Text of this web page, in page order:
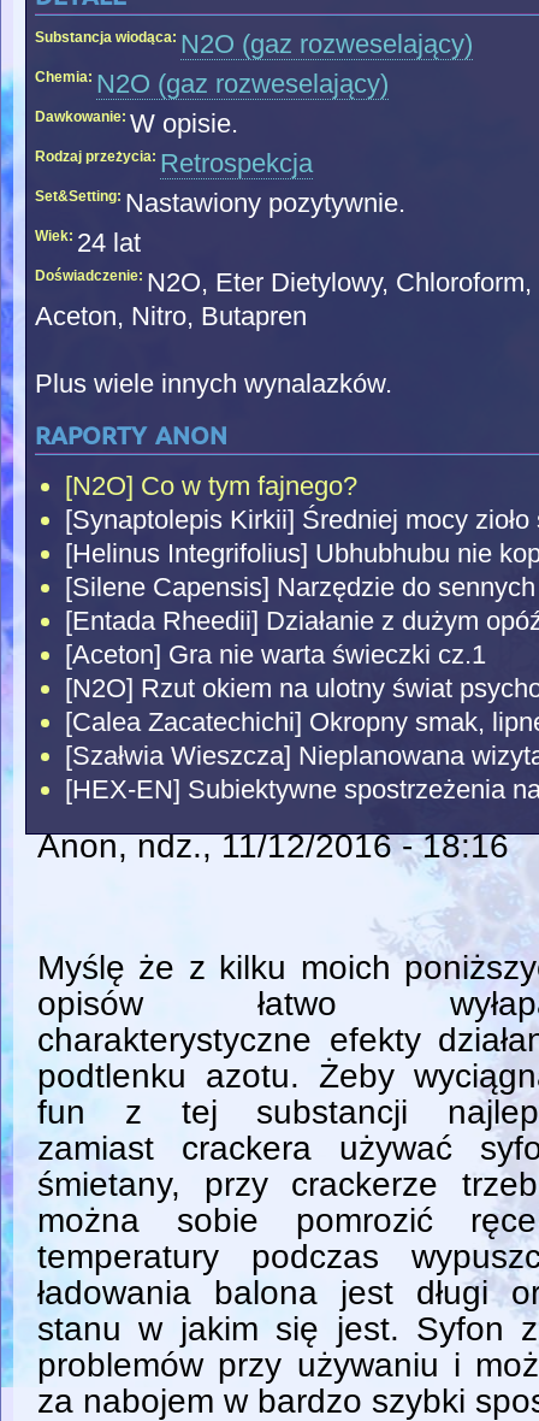
Substancja wiodąca: N2O (gaz rozweselający)
Chemia: N2O (gaz rozweselający)
Dawkowanie: W opisie.
Rodzaj przeżycia: Retrospekcja
Set&Setting: Nastawiony pozytywnie.
Wiek: 24 lat
Doświadczenie: N2O, Eter Dietylowy,
Aceton, Nitro, Butapren
Plus wiele innych wynalazków.
raporty anon
[N2O] Co w tym fajnego?
[Synaptolepis Kirkii] Średniej mocy zioło
[Helinus Integrifolius] Ubhubhubu nie
[Silene Capensis] Narzędzie do
[Entada Rheedii] Działanie z dużym
[Aceton] Gra nie warta świeczki cz.1
[N2O] Rzut okiem na ulotny świat
[Calea Zacatechichi] Okropny smak,
[Szałwia Wieszcza] Nieplanowana
[HEX-EN] Subiektywne spostrzeżenia
Anon, ndz., 11/12/2016 - 18:16
Myślę że z kilku moich
opisów łatwo
charakterystyczne efekty
podtlenku azotu. Żeby
fun z tej substancji
zamiast crackera używać
śmietany, przy crackerze
można sobie pomrozić
temperatury podczas
ładowania balona jest długi
stanu w jakim się jest. Syfon
problemów przy używaniu i
za nabojem w bardzo szybki